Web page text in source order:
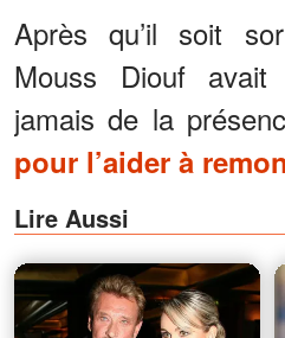
Après qu’il soit
Mouss Diouf
jamais de la
pour l’aider à
Lire Aussi